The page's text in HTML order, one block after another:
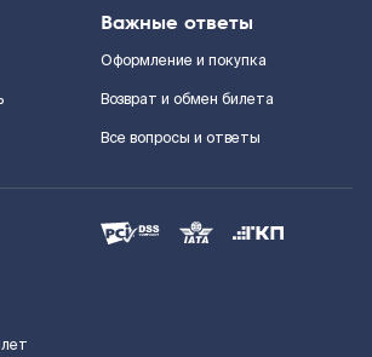
Важные ответы
Оформление и покупка
Возврат и обмен билета
Все вопросы и ответы